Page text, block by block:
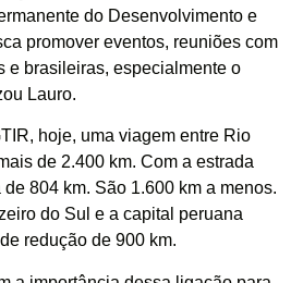
do Desenvolvimento e
promover eventos, reuniões com
e brasileiras, especialmente o
Lauro.
hoje, uma viagem entre Rio
de 2.400 km. Com a estrada
804 km. São 1.600 km a menos.
do Sul e a capital peruana
redução de 900 km.